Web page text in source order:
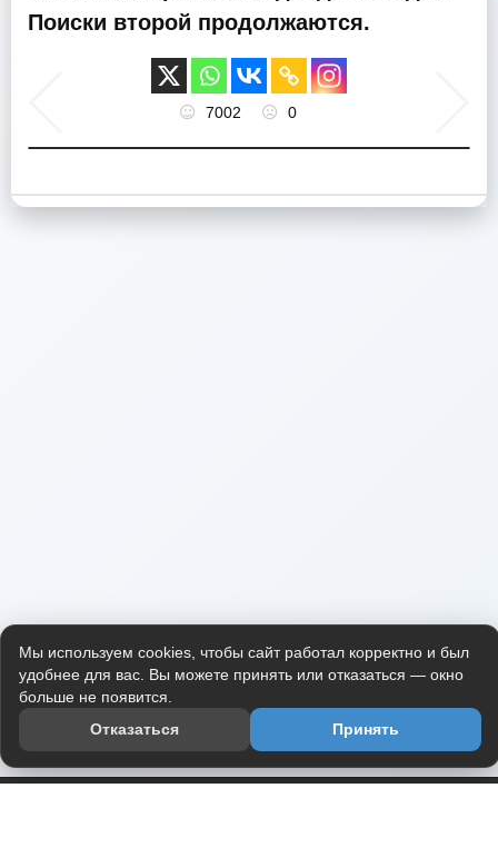
Поиски второй продолжаются.
7002 0
Мы используем cookies, чтобы сайт работал корректно и был
удобнее для вас. Вы можете принять или отказаться — окно
больше не появится.
Отказаться
Принять